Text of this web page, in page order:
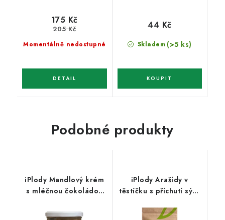
Momentálně nedostupné
175 Kč
205 Kč
Skladem (>5 ks)
44 Kč
Podobné produkty
iPlody Mandlový krém
s mléčnou čokoládou
iPlody Arašídy v
těstíčku s příchutí sýra